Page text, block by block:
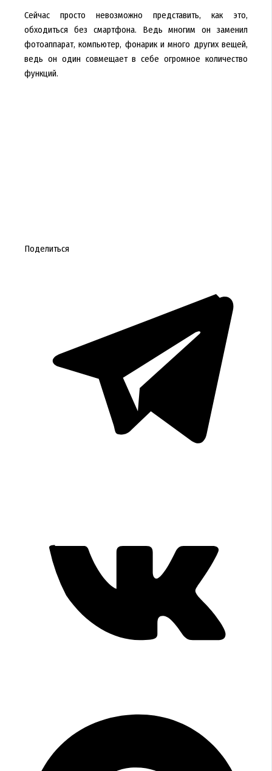
Сейчас просто невозможно представить, как это,
обходиться без смартфона. Ведь многим он заменил
фотоаппарат, компьютер, фонарик и много других вещей,
ведь он один совмещает в себе огромное количество
функций.
Поделиться